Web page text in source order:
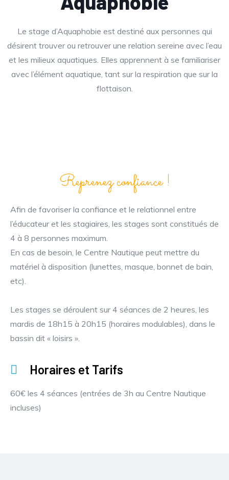
Le stage d’Aquaphobie est destiné aux personnes qui
désirent trouver ou retrouver une relation sereine avec l’eau
et les milieux aquatiques. Elles apprennent à se familiariser
avec l’élément aquatique, tant sur la respiration que sur la
flottaison.
Reprenez confiance !
Afin de favoriser la confiance et le relationnel entre
l’éducateur et les stagiaires, les stages sont constitués de
4 à 8 personnes maximum.
En cas de besoin, le Centre Nautique peut mettre du
matériel à disposition (lunettes, masque, bonnet de bain,
etc).
Les stages se déroulent sur 4 séances de 2 heures, les
mardis de 18h15 à 20h15 (horaires modulables), dans le
bassin dit « loisirs ».
Horaires et Tarifs
60€ les 4 séances (entrées de 3h au Centre Nautique
incluses)